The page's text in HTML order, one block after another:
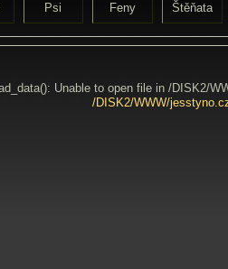
Psi Feny Štěňata
Unable to open file in /DISK2/
/DISK2/WWW/